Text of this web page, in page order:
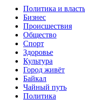
Политика и власть
Бизнес
Происшествия
Общество
Cпорт
Здоровье
Культура
Город живёт
Байкал
Чайный путь
Политика